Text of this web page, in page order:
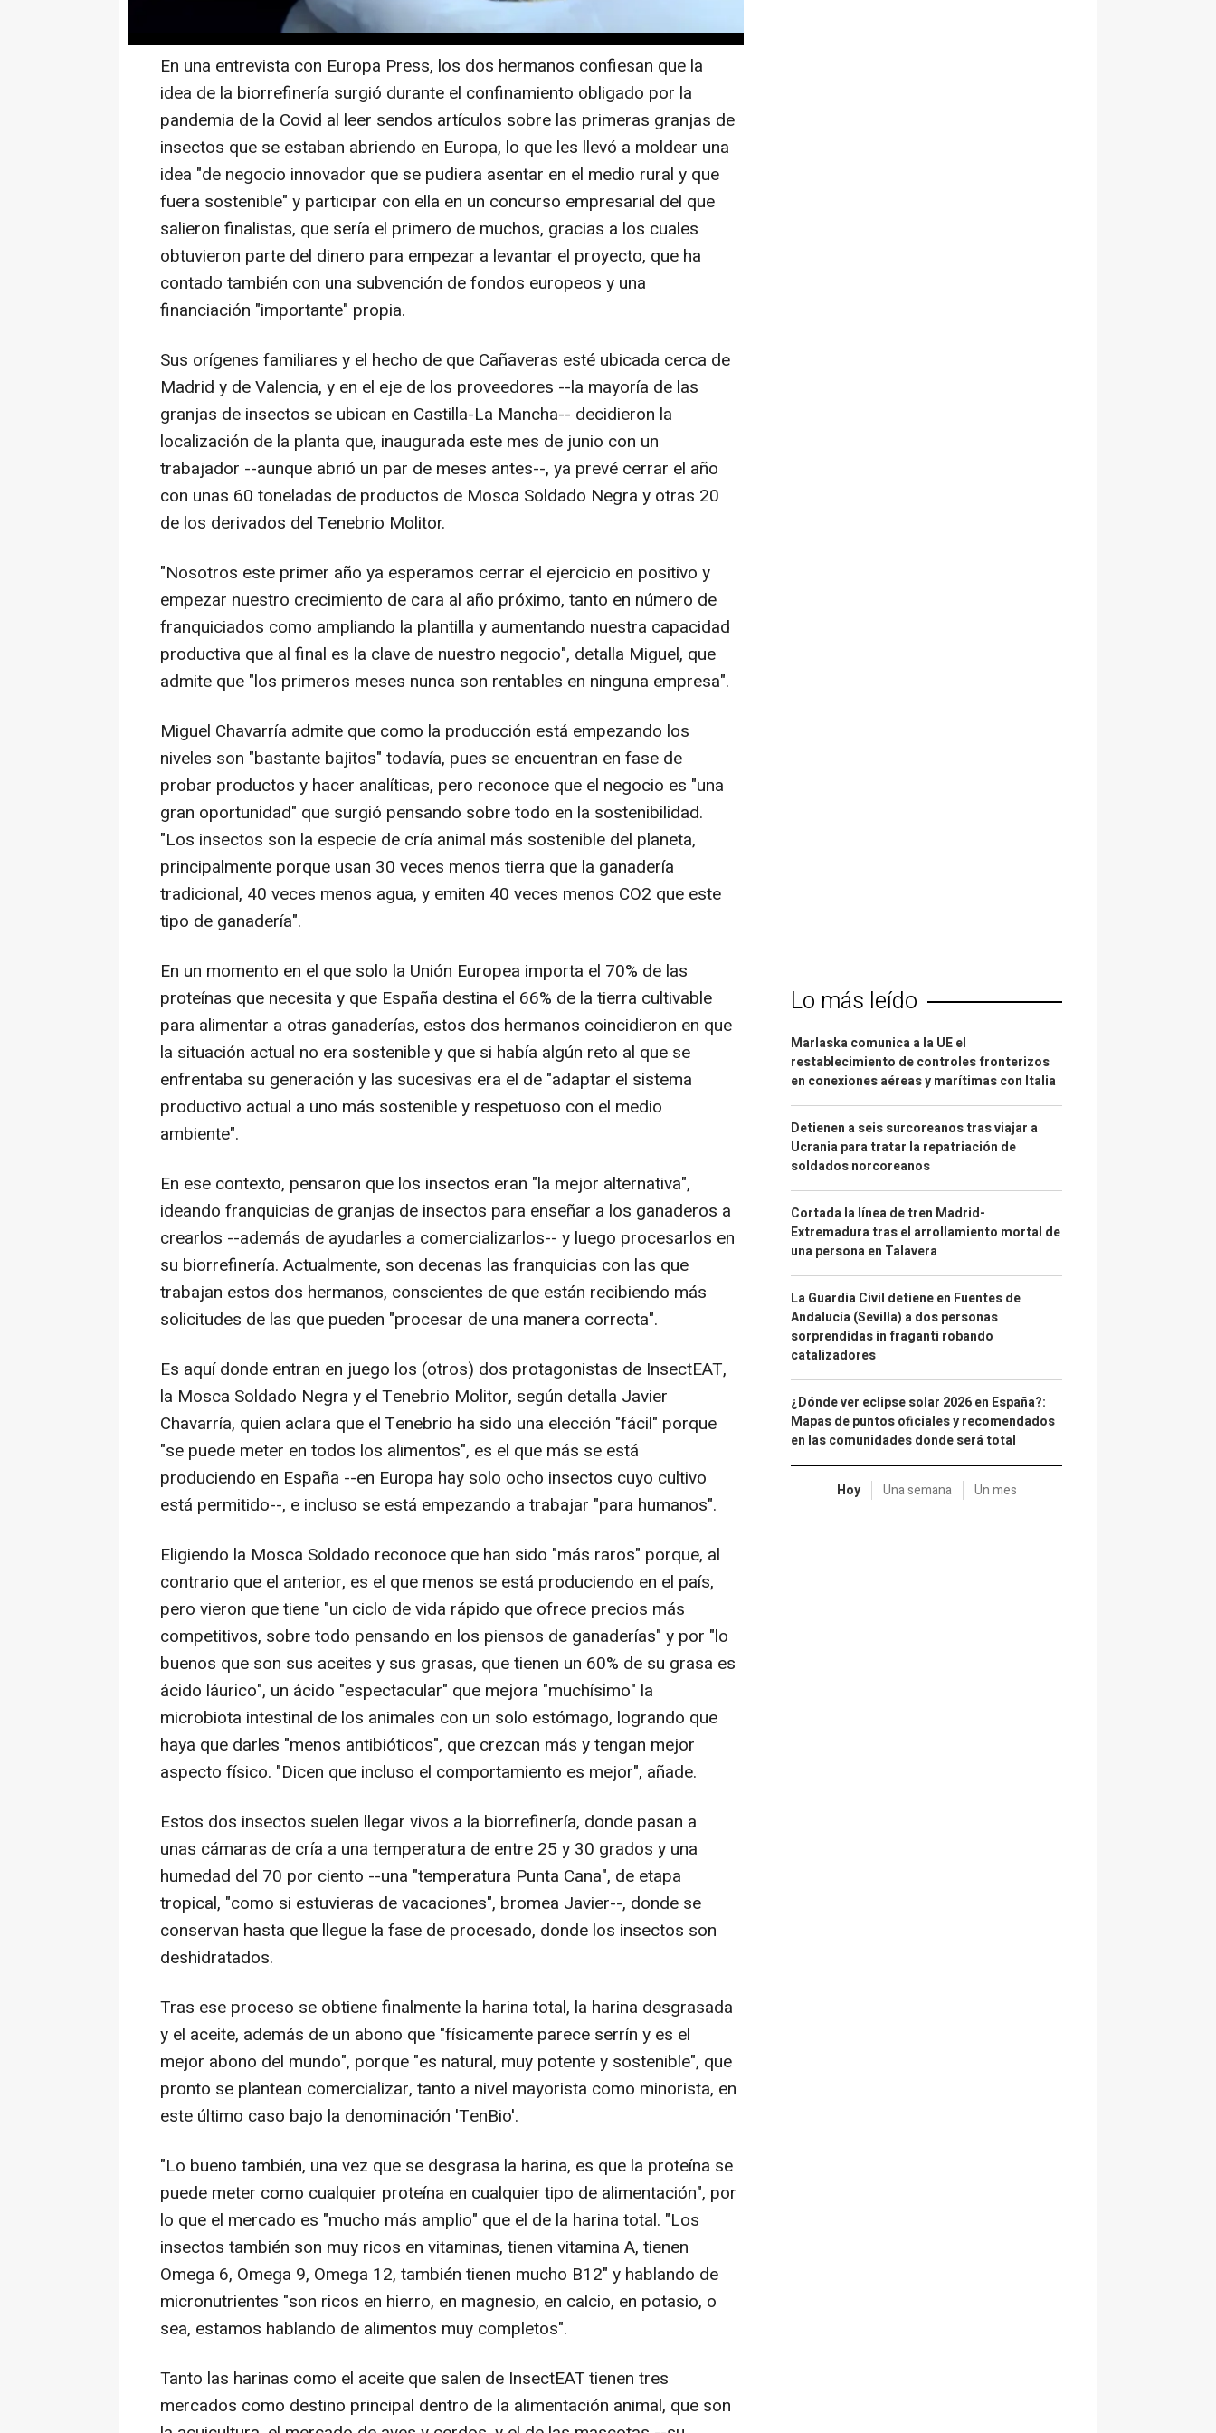
convertirlos en harina total, harina desgrasada, aceite y abono para plantas.
En una entrevista con Europa Press, los dos hermanos confiesan que la
idea de la biorrefinería surgió durante el confinamiento obligado por la
pandemia de la Covid al leer sendos artículos sobre las primeras granjas de
insectos que se estaban abriendo en Europa, lo que les llevó a moldear una
idea "de negocio innovador que se pudiera asentar en el medio rural y que
fuera sostenible" y participar con ella en un concurso empresarial del que
salieron finalistas, que sería el primero de muchos, gracias a los cuales
obtuvieron parte del dinero para empezar a levantar el proyecto, que ha
contado también con una subvención de fondos europeos y una
financiación "importante" propia.
Sus orígenes familiares y el hecho de que Cañaveras esté ubicada cerca de
Madrid y de Valencia, y en el eje de los proveedores --la mayoría de las
granjas de insectos se ubican en Castilla-La Mancha-- decidieron la
localización de la planta que, inaugurada este mes de junio con un
trabajador --aunque abrió un par de meses antes--, ya prevé cerrar el año
con unas 60 toneladas de productos de Mosca Soldado Negra y otras 20
de los derivados del Tenebrio Molitor.
"Nosotros este primer año ya esperamos cerrar el ejercicio en positivo y
empezar nuestro crecimiento de cara al año próximo, tanto en número de
franquiciados como ampliando la plantilla y aumentando nuestra capacidad
productiva que al final es la clave de nuestro negocio", detalla Miguel, que
admite que "los primeros meses nunca son rentables en ninguna empresa".
Miguel Chavarría admite que como la producción está empezando los
niveles son "bastante bajitos" todavía, pues se encuentran en fase de
probar productos y hacer analíticas, pero reconoce que el negocio es "una
gran oportunidad" que surgió pensando sobre todo en la sostenibilidad.
"Los insectos son la especie de cría animal más sostenible del planeta,
principalmente porque usan 30 veces menos tierra que la ganadería
tradicional, 40 veces menos agua, y emiten 40 veces menos CO2 que este
tipo de ganadería".
En un momento en el que solo la Unión Europea importa el 70% de las
proteínas que necesita y que España destina el 66% de la tierra cultivable
para alimentar a otras ganaderías, estos dos hermanos coincidieron en que
la situación actual no era sostenible y que si había algún reto al que se
enfrentaba su generación y las sucesivas era el de "adaptar el sistema
productivo actual a uno más sostenible y respetuoso con el medio
ambiente".
En ese contexto, pensaron que los insectos eran "la mejor alternativa",
ideando franquicias de granjas de insectos para enseñar a los ganaderos a
crearlos --además de ayudarles a comercializarlos-- y luego procesarlos en
su biorrefinería. Actualmente, son decenas las franquicias con las que
trabajan estos dos hermanos, conscientes de que están recibiendo más
solicitudes de las que pueden "procesar de una manera correcta".
Es aquí donde entran en juego los (otros) dos protagonistas de InsectEAT,
la Mosca Soldado Negra y el Tenebrio Molitor, según detalla Javier
Chavarría, quien aclara que el Tenebrio ha sido una elección "fácil" porque
"se puede meter en todos los alimentos", es el que más se está
produciendo en España --en Europa hay solo ocho insectos cuyo cultivo
está permitido--, e incluso se está empezando a trabajar "para humanos".
Eligiendo la Mosca Soldado reconoce que han sido "más raros" porque, al
contrario que el anterior, es el que menos se está produciendo en el país,
pero vieron que tiene "un ciclo de vida rápido que ofrece precios más
competitivos, sobre todo pensando en los piensos de ganaderías" y por "lo
buenos que son sus aceites y sus grasas, que tienen un 60% de su grasa es
ácido láurico", un ácido "espectacular" que mejora "muchísimo" la
microbiota intestinal de los animales con un solo estómago, logrando que
haya que darles "menos antibióticos", que crezcan más y tengan mejor
aspecto físico. "Dicen que incluso el comportamiento es mejor", añade.
Estos dos insectos suelen llegar vivos a la biorrefinería, donde pasan a
unas cámaras de cría a una temperatura de entre 25 y 30 grados y una
humedad del 70 por ciento --una "temperatura Punta Cana", de etapa
tropical, "como si estuvieras de vacaciones", bromea Javier--, donde se
conservan hasta que llegue la fase de procesado, donde los insectos son
deshidratados.
Tras ese proceso se obtiene finalmente la harina total, la harina desgrasada
y el aceite, además de un abono que "físicamente parece serrín y es el
mejor abono del mundo", porque "es natural, muy potente y sostenible", que
pronto se plantean comercializar, tanto a nivel mayorista como minorista, en
este último caso bajo la denominación 'TenBio'.
"Lo bueno también, una vez que se desgrasa la harina, es que la proteína se
puede meter como cualquier proteína en cualquier tipo de alimentación", por
lo que el mercado es "mucho más amplio" que el de la harina total. "Los
insectos también son muy ricos en vitaminas, tienen vitamina A, tienen
Omega 6, Omega 9, Omega 12, también tienen mucho B12" y hablando de
micronutrientes "son ricos en hierro, en magnesio, en calcio, en potasio, o
sea, estamos hablando de alimentos muy completos".
Tanto las harinas como el aceite que salen de InsectEAT tienen tres
mercados como destino principal dentro de la alimentación animal, que son
Lo más leído
Marlaska comunica a la UE el
restablecimiento de controles fronterizos
en conexiones aéreas y marítimas con Italia
Detienen a seis surcoreanos tras viajar a
Ucrania para tratar la repatriación de
soldados norcoreanos
Cortada la línea de tren Madrid-
Extremadura tras el arrollamiento mortal de
una persona en Talavera
La Guardia Civil detiene en Fuentes de
Andalucía (Sevilla) a dos personas
sorprendidas in fraganti robando
catalizadores
¿Dónde ver eclipse solar 2026 en España?:
Mapas de puntos oficiales y recomendados
en las comunidades donde será total
Hoy Una semana Un mes